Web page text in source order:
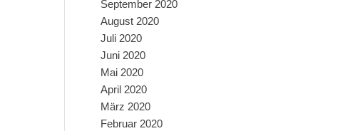
September 2020
August 2020
Juli 2020
Juni 2020
Mai 2020
April 2020
März 2020
Februar 2020